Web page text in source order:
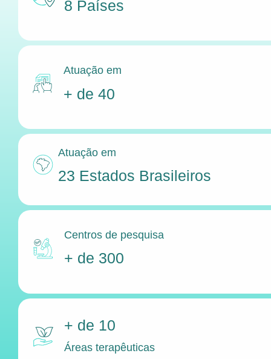
8 Países
Atuação em
+ de 40
Atuação em
23 Estados Brasileiros
Centros de pesquisa
+ de 300
+ de 10
Áreas terapêuticas